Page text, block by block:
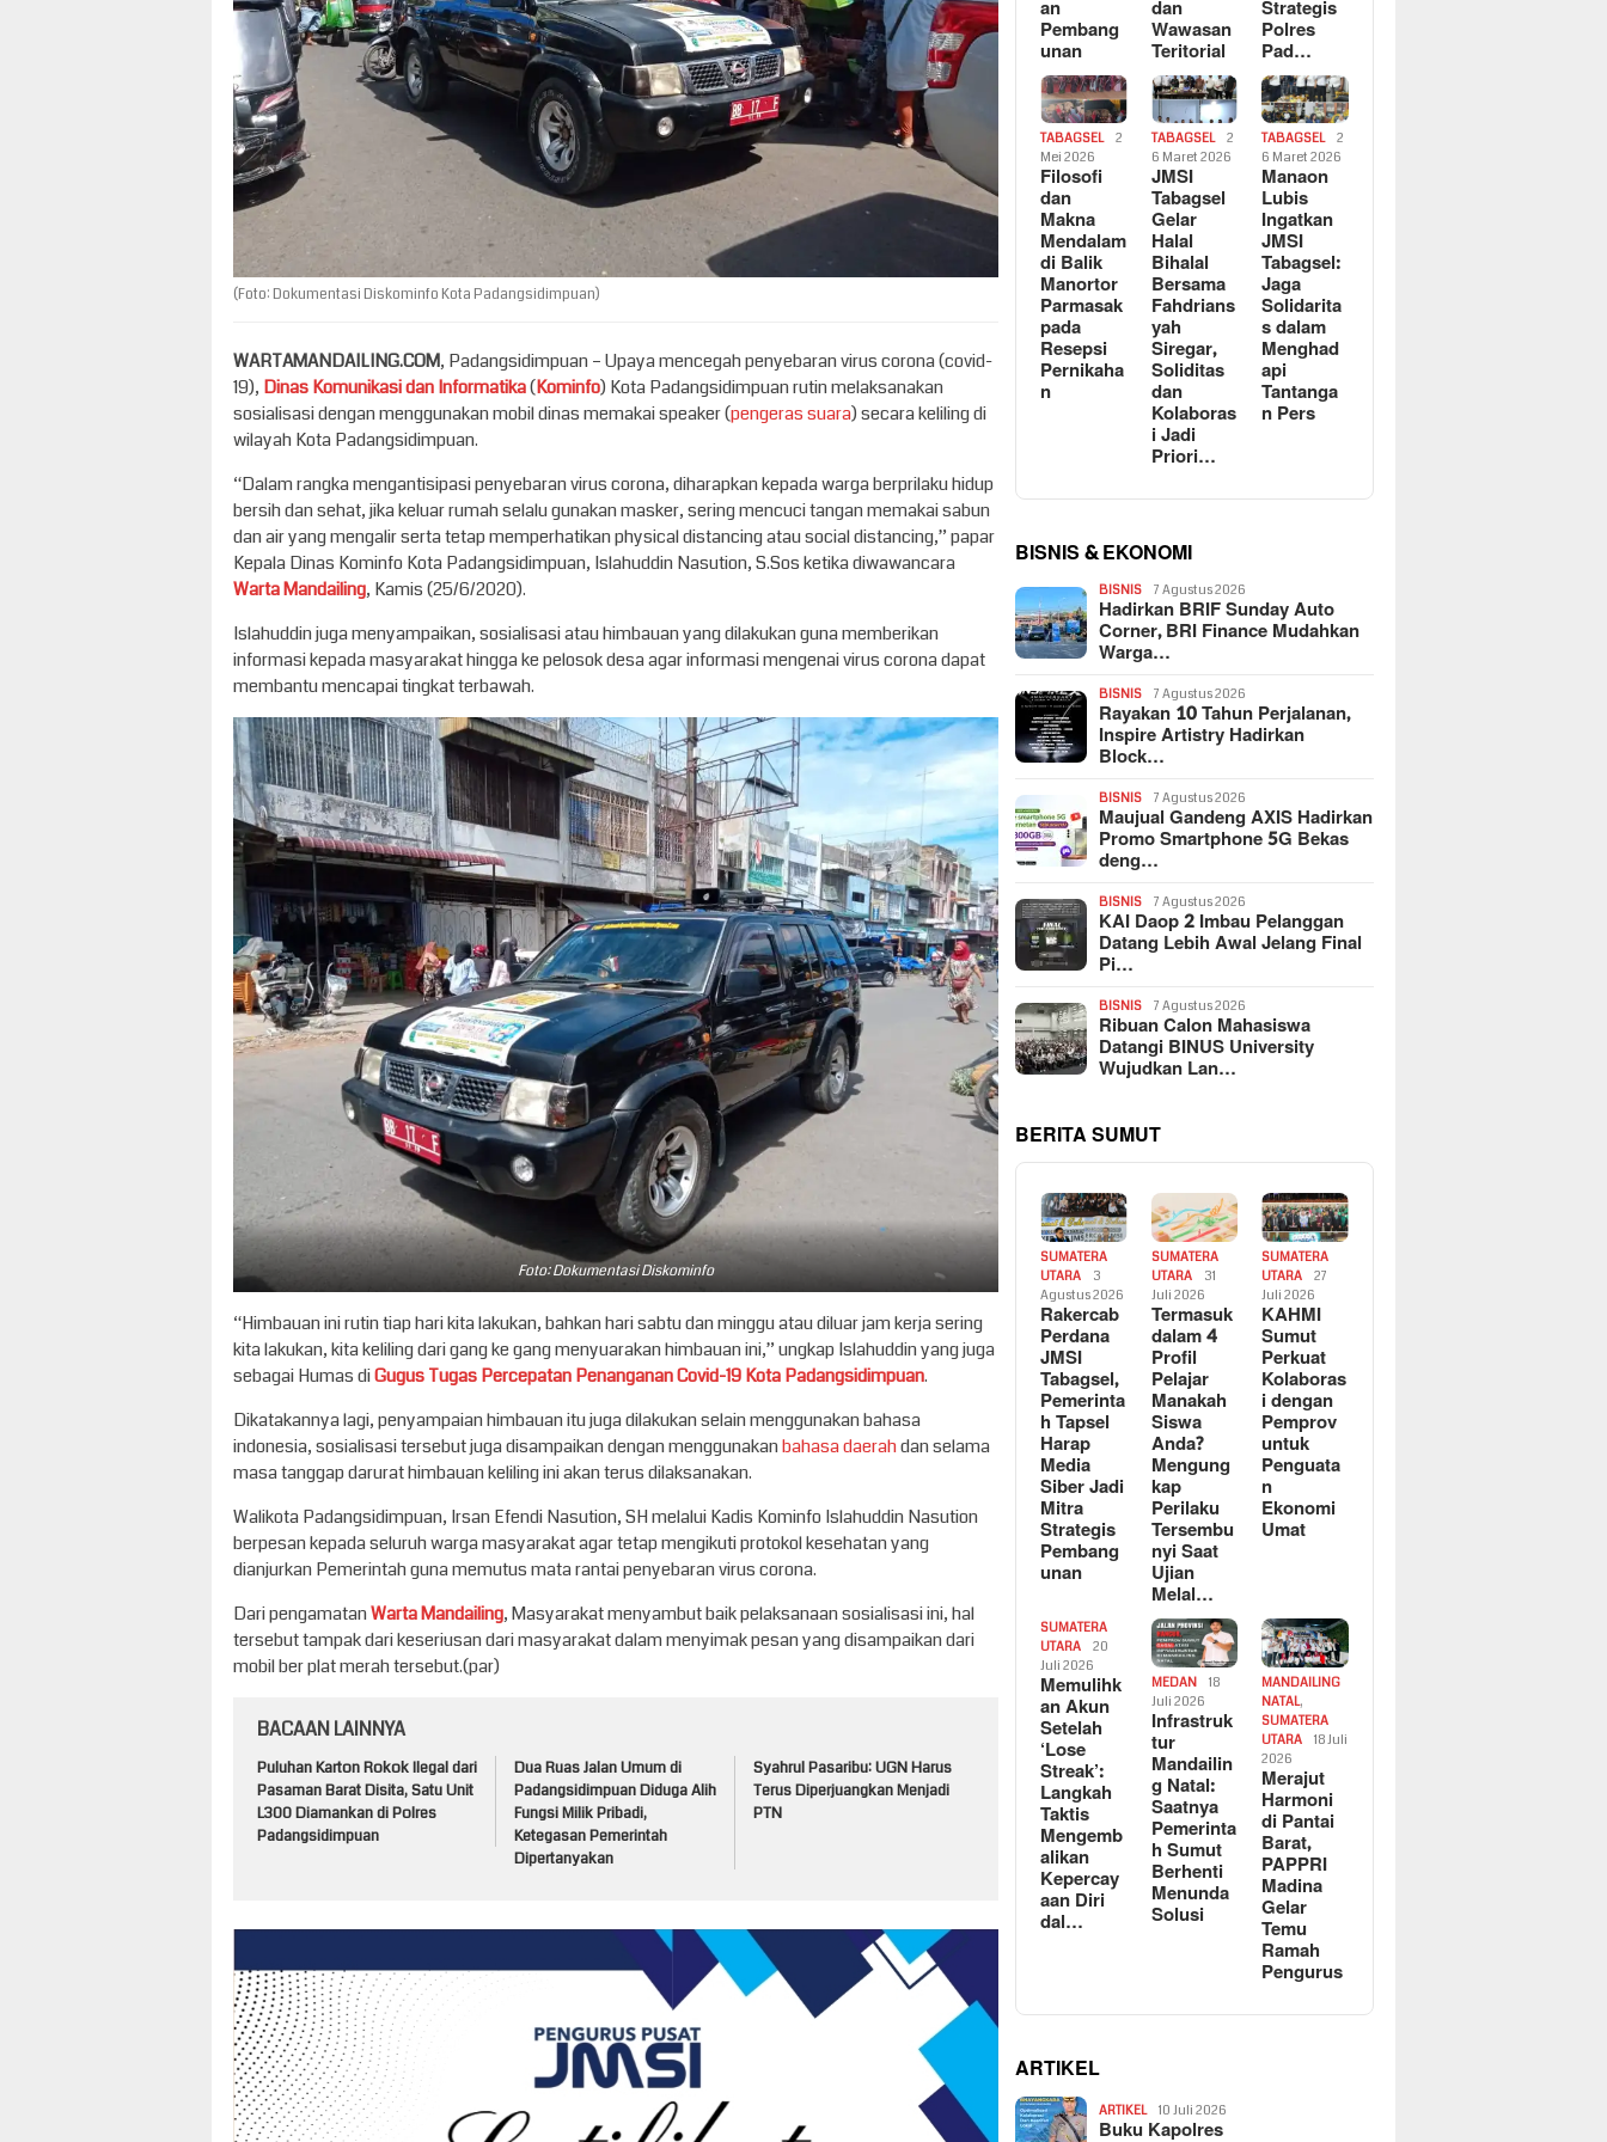
(Foto: Dokumentasi Diskominfo Kota Padangsidimpuan)
WARTAMANDAILING.COM, Padangsidimpuan – Upaya mencegah penyebaran virus corona (covid-
19), Dinas Komunikasi dan Informatika(Kominfo) Kota Padangsidimpuan rutin melaksanakan
sosialisasi dengan menggunakan mobil dinas memakai speaker (pengeras suara) secara keliling di
wilayah Kota Padangsidimpuan.
“Dalam rangka mengantisipasi penyebaran virus corona, diharapkan kepada warga berprilaku hidup
bersih dan sehat, jika keluar rumah selalu gunakan masker, sering mencuci tangan memakai sabun
dan air yang mengalir serta tetap memperhatikan physical distancing atau social distancing,” papar
Kepala Dinas Kominfo Kota Padangsidimpuan, Islahuddin Nasution, S.Sos ketika diwawancara
Warta Mandailing, Kamis (25/6/2020).
Islahuddin juga menyampaikan, sosialisasi atau himbauan yang dilakukan guna memberikan
informasi kepada masyarakat hingga ke pelosok desa agar informasi mengenai virus corona dapat
membantu mencapai tingkat terbawah.
Foto: Dokumentasi Diskominfo
“Himbauan ini rutin tiap hari kita lakukan, bahkan hari sabtu dan minggu atau diluar jam kerja sering
kita lakukan, kita keliling dari gang ke gang menyuarakan himbauan ini,” ungkap Islahuddin yang juga
sebagai Humas diGugus Tugas Percepatan Penanganan Covid-19 Kota Padangsidimpuan.
Dikatakannya lagi, penyampaian himbauan itu juga dilakukan selain menggunakan bahasa
indonesia, sosialisasi tersebut juga disampaikan dengan menggunakanbahasa daerahdan selama
masa tanggap darurat himbauan keliling ini akan terus dilaksanakan.
Walikota Padangsidimpuan, Irsan Efendi Nasution, SH melalui Kadis Kominfo Islahuddin Nasution
berpesan kepada seluruh warga masyarakat agar tetap mengikuti protokol kesehatan yang
dianjurkan Pemerintah guna memutus mata rantai penyebaran virus corona.
Dari pengamatanWarta Mandailing, Masyarakat menyambut baik pelaksanaan sosialisasi ini, hal
tersebut tampak dari keseriusan dari masyarakat dalam menyimak pesan yang disampaikan dari
mobil ber plat merah tersebut.(par)
BACAAN LAINNYA
Puluhan Karton Rokok Ilegal dari
Pasaman Barat Disita, Satu Unit
L300 Diamankan di Polres
Padangsidimpuan
Dua Ruas Jalan Umum di
Padangsidimpuan Diduga Alih
Fungsi Milik Pribadi,
Ketegasan Pemerintah
Dipertanyakan
Syahrul Pasaribu: UGN Harus
Terus Diperjuangkan Menjadi
PTN
an
Pembang
unan
dan
Wawasan
Teritorial
Strategis
Polres
Pad…
TABAGSEL
2
Mei 2026
Filosofi
dan
Makna
Mendalam
di Balik
Manortor
Parmasak
pada
Resepsi
Pernikaha
n
TABAGSEL
2
6 Maret 2026
JMSI
Tabagsel
Gelar
Halal
Bihalal
Bersama
Fahdrians
yah
Siregar,
Soliditas
dan
Kolaboras
i Jadi
Priori…
TABAGSEL
2
6 Maret 2026
Manaon
Lubis
Ingatkan
JMSI
Tabagsel:
Jaga
Solidarita
s dalam
Menghad
api
Tantanga
n Pers
BISNIS & EKONOMI
BISNIS 7 Agustus 2026
Hadirkan BRIF Sunday Auto
Corner, BRI Finance Mudahkan
Warga…
BISNIS 7 Agustus 2026
Rayakan 10 Tahun Perjalanan,
Inspire Artistry Hadirkan
Block…
BISNIS 7 Agustus 2026
Maujual Gandeng AXIS Hadirkan
Promo Smartphone 5G Bekas
deng…
BISNIS 7 Agustus 2026
KAI Daop 2 Imbau Pelanggan
Datang Lebih Awal Jelang Final
Pi…
BISNIS 7 Agustus 2026
Ribuan Calon Mahasiswa
Datangi BINUS University
Wujudkan Lan…
BERITA SUMUT
SUMATERA
UTARA
3
Agustus 2026
Rakercab
Perdana
JMSI
Tabagsel,
Pemerinta
h Tapsel
Harap
Media
Siber Jadi
Mitra
Strategis
Pembang
unan
SUMATERA
UTARA
31
Juli 2026
Termasuk
dalam 4
Profil
Pelajar
Manakah
Siswa
Anda?
Mengung
kap
Perilaku
Tersembu
nyi Saat
Ujian
Melal…
SUMATERA
UTARA
27
Juli 2026
KAHMI
Sumut
Perkuat
Kolaboras
i dengan
Pemprov
untuk
Penguata
n
Ekonomi
Umat
SUMATERA
UTARA
20
Juli 2026
Memulihk
an Akun
Setelah
‘Lose
Streak’:
Langkah
Taktis
Mengemb
alikan
Kepercay
aan Diri
dal…
MEDAN
18
Juli 2026
Infrastruk
tur
Mandailin
g Natal:
Saatnya
Pemerinta
h Sumut
Berhenti
Menunda
Solusi
MANDAILING
NATAL,
SUMATERA
UTARA
18 Juli
2026
Merajut
Harmoni
di Pantai
Barat,
PAPPRI
Madina
Gelar
Temu
Ramah
Pengurus
ARTIKEL
ARTIKEL 10 Juli 2026
Buku Kapolres